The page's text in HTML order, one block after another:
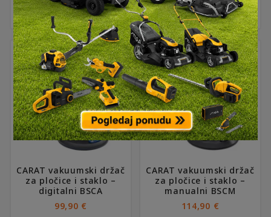
DO
218,90 €
CARAT vakuumski držač
za pločice i staklo –
digitalni BSCA
99,90 €
CARAT vakuumski držač
za pločice i staklo –
manualni BSCM
114,90 €